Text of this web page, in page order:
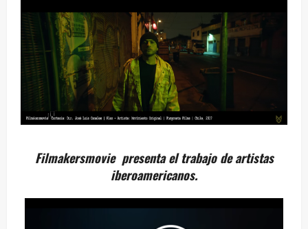
Filmakersmovie presenta el trabajo de artistas
iberoamericanos.